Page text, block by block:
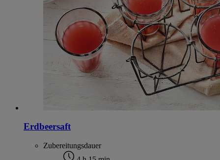
Erdbeersaft
Zubereitungsdauer